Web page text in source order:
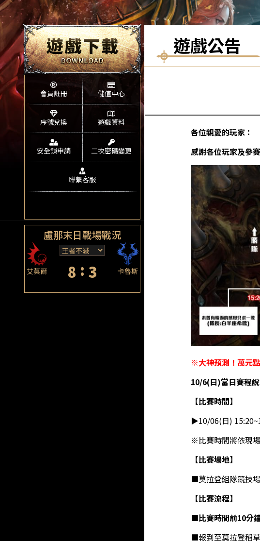
會員註冊 儲值中心
序號兌換 遊戲資料
安全鎖申請 二次密碼變更
聯繫客服
盧那末日戰場戰況
艾莫爾 8 : 3 卡魯斯
遊戲公告
各位親愛的玩家：
感謝各位玩家及參
※大神預測！萬元
10/6(日)當日賽程說
【比賽時間】
▶10/06(日)
※比賽時間將依現
【比賽場地】
■莫拉登組隊競技
【比賽流程】
■比賽時間前10分
■報到至莫拉登稻